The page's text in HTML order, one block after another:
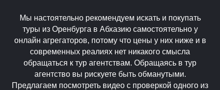
Мы настоятельно рекомендуем искать и покупать
туры из Оренбурга в Абхазию самостоятельно у
онлайн агрегаторов, потому что цены у них ниже и в
современных реалиях нет никакого смысла
обращаться к тур агентствам. Обращаясь в тур
агентство вы рискуете быть обманутыми.
Предлагаем посмотреть видео с проверкой одного из